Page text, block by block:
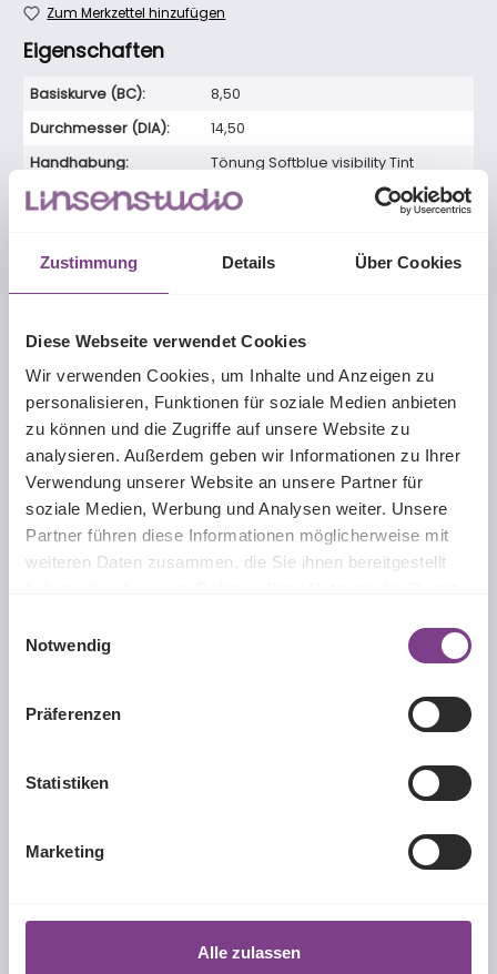
Zustimmung Details Über Cookies
Diese Webseite verwendet Cookies
Wir verwenden Cookies, um Inhalte und Anzeigen zu
personalisieren, Funktionen für soziale Medien anbieten
zu können und die Zugriffe auf unsere Website zu
analysieren. Außerdem geben wir Informationen zu Ihrer
Verwendung unserer Website an unsere Partner für
soziale Medien, Werbung und Analysen weiter. Unsere
Partner führen diese Informationen möglicherweise mit
weiteren Daten zusammen, die Sie ihnen bereitgestellt
Notwendig
Präferenzen
Statistiken
Marketing
Alle zulassen
Zum Merkzettel hinzufügen
Eigenschaften
Basiskurve (BC):
8,50
Durchmesser (DIA):
14,50
Handhabung:
Tönung Softblue visibility Tint
Kontaktlinsenart:
Monatslinse
Material:
Fanfilcon A
Packungsgröße:
Tragemodalität:
Monatslinse
UV-Schutz*:
mind. 99% UVB, mind. 90% UVA
Wassergehalt:
55%
Die Monatskontaktlinse Avaira® Vitality Toric ist eine
Weiterentwicklung der Avaira® Toric und hat den gleichen
OPTI-FREE® PureMoist®